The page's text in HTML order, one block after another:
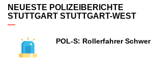
NEUESTE POLIZEIBERICHTE
STUTTGART STUTTGART-WEST
POL-S: Rollerfahrer Schwer